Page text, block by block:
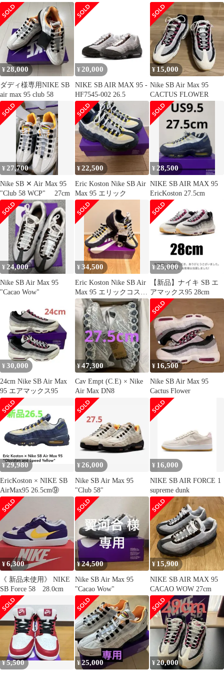
26.5cm
HF7545-100 白/黒/紫 箱
あり ナイキ[91]
¥28,000
ダディ様専用NIKE SB
air max 95 club 58
¥ 20,000
NIKE SB AIR MAX 95 -
HF7545-002 26.5
¥ 15,000
Nike SB Air Max 95
CACTUS FLOWER
¥ 27,700
Nike SB ✕ Air Max 95
"Club 58 WCP" 27cm
¥22,500
Eric Koston Nike SB Air
Max 95 エリック
¥ 28,500
NIKE SB AIR MAX 95
EricKoston 27.5cm
¥24,000
Nike SB Air Max 95
"Cacao Wow"
¥34,500
Eric Koston Nike SB Air
Max 95 エリックコスト
ン
¥ 25,000
【新品】ナイキ SB エ
アマックス95 28cm
¥ 30,000
24cm Nike SB Air Max
95 エアマックス95
¥47,300
Cav Empt (C.E) × Nike
Air Max DN8
¥ 16,500
Nike SB Air Max 95
Cactus Flower
¥29,980
EricKoston × NIKE SB
AirMax95 26.5cm⑨
¥ 26,000
Nike SB Air Max 95
"Club 58"
¥ 16,000
NIKE SB AIR FORCE 1
supreme dunk
¥6,300
《 新品未使用》 NIKE
SB Force 58 28.0cm
¥24,500
Nike SB Air Max 95
"Cacao Wow"
¥ 15,900
NIKE SB AIR MAX 95
CACAO WOW 27cm
¥5,500 ¥25,000 ¥20,000